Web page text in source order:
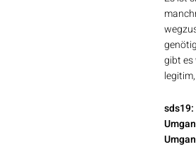
gibt es